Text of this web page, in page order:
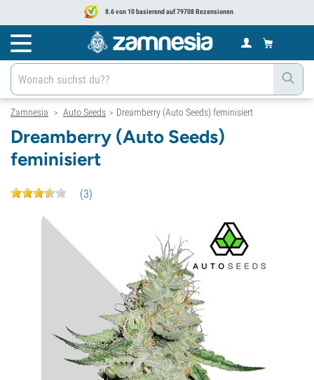
8.6 von 10 basierend auf 79708 Rezensionen
Zamnesia > Auto Seeds > Dreamberry (Auto Seeds) feminisiert
Dreamberry (Auto Seeds)
feminisiert
(3)